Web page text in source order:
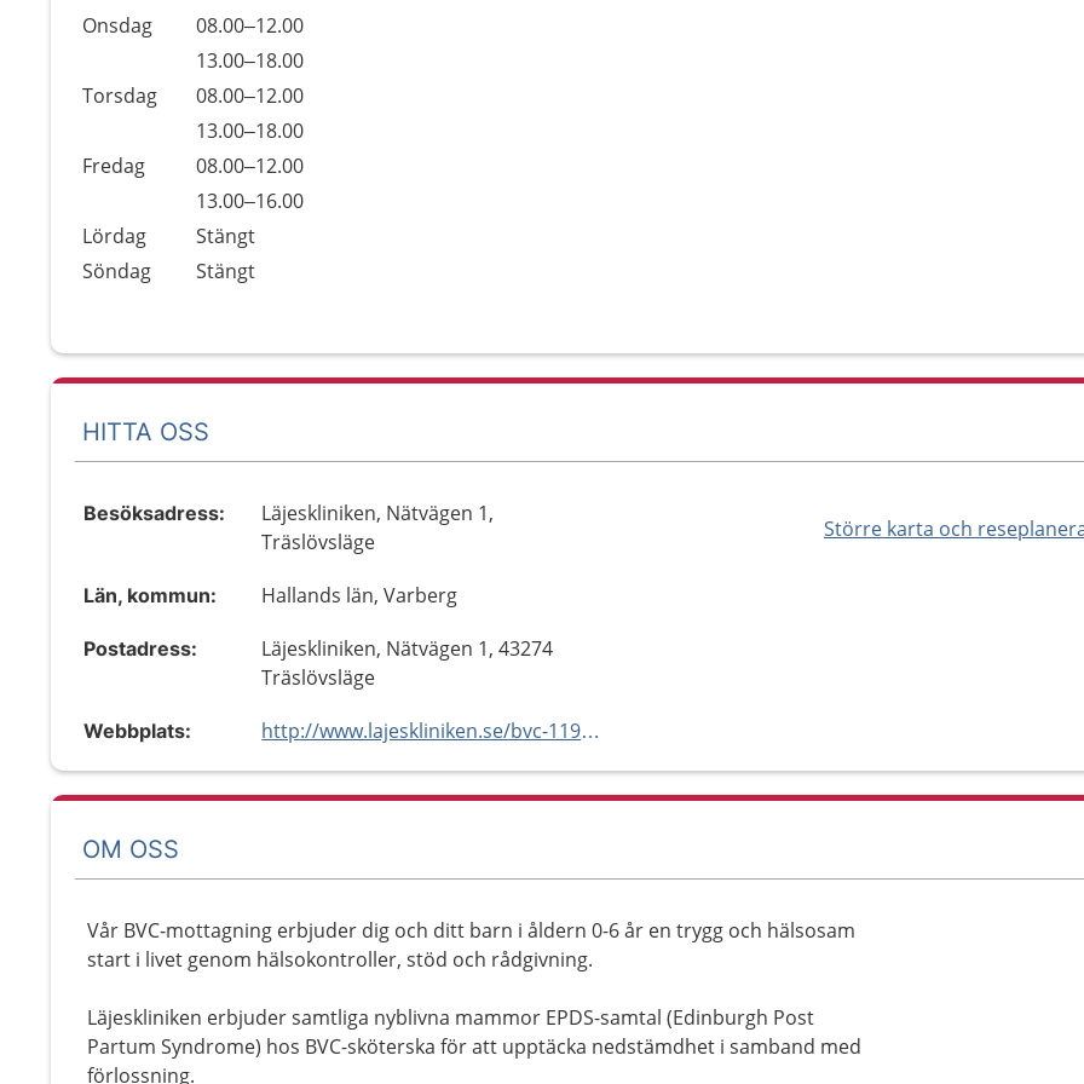
Onsdag
08.00–12.00
13.00–18.00
Torsdag
08.00–12.00
13.00–18.00
Fredag
08.00–12.00
13.00–16.00
Lördag
Stängt
Söndag
Stängt
HITTA OSS
Större karta och
Besöksadress:
Läjeskliniken, Nätvägen 1,
Träslövsläge
Län, kommun: Hallands län, Varberg
Postadress:
Läjeskliniken, Nätvägen 1, 43274
Träslövsläge
Webbplats: http://www.lajeskliniken.se/bvc-11967675
OM OSS
Vår BVC-mottagning erbjuder dig och ditt barn i åldern 0-6 år en trygg och hälsosam
start i livet genom hälsokontroller, stöd och rådgivning.
Läjeskliniken erbjuder samtliga nyblivna mammor EPDS-samtal (Edinburgh Post
Partum Syndrome) hos BVC-sköterska för att upptäcka nedstämdhet i samband med
förlossning.